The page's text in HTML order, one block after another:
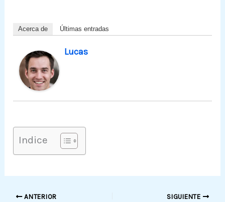
Acerca de Últimas entradas
Lucas
Indice
ANTERIOR SIGUIENTE